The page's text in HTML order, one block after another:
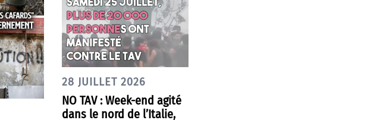
28 JUILLET 2026
NO TAV : Week-end agité
dans le nord de l’Italie,